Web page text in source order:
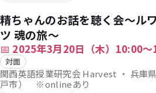
精ちゃんのお話を聴く会〜ル
ツ 魂の旅〜
📅 2025年3月20日（木）10:00
対面
関西英語授業研究会 Harvest ・ 兵庫
戸市） ※onlineあり